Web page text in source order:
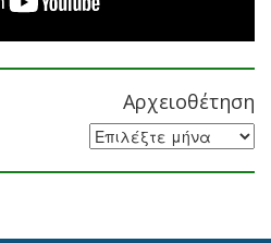
Αρχειοθέτηση
Αρχειοθέτηση